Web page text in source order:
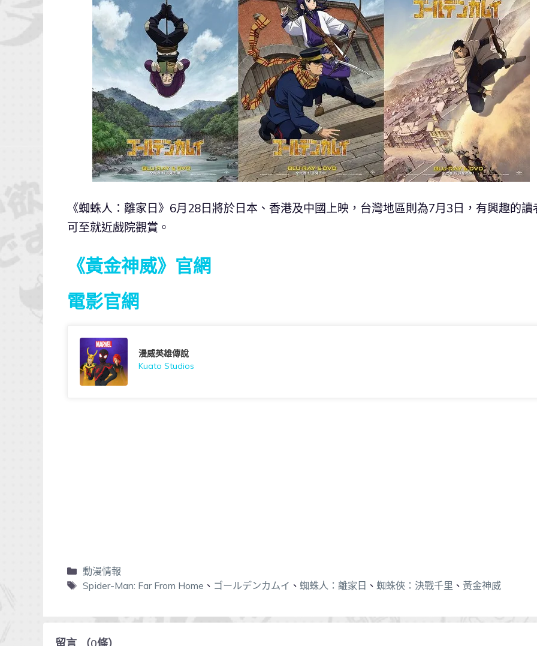
《蜘蛛人：離家日》6月28日將於日本、香港及中國上映，台灣地區則為7月3日，有興趣的讀
可至就近戲院觀賞。
《黃金神威》官網
電影官網
漫威英雄傳說
Kuato Studios
動漫情報
Spider-Man: Far From Home 、 ゴールデンカムイ 、 蜘蛛人：離家日 、 蜘蛛俠：決戰千里 、 黃金神威